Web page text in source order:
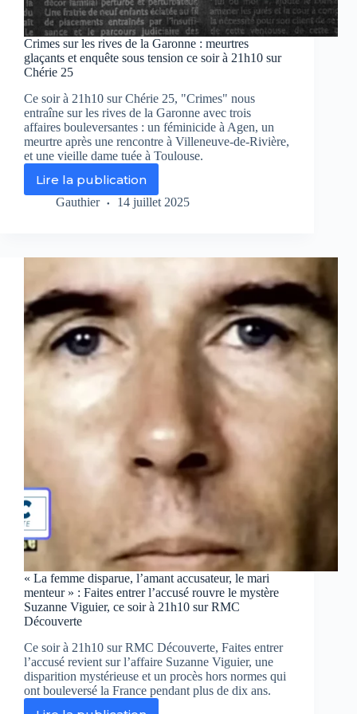
Crimes sur les rives de la Garonne : meurtres
glaçants et enquête sous tension ce soir à 21h10 sur
Chérie 25
Ce soir à 21h10 sur Chérie 25, "Crimes" nous
entraîne sur les rives de la Garonne avec trois
affaires bouleversantes : un féminicide à Agen, un
meurtre après une rencontre à Villeneuve-de-Rivière,
et une vieille dame tuée à Toulouse.
Lire la publication
Crimes
sur
la
Garonne
:
meurtres
glaçants
et
enquête
sous
tension
ce
soir
Chérie
25
Gauthier 14 juillet 2025
« La femme disparue, l’amant accusateur, le mari
menteur » : Faites entrer l’accusé rouvre le mystère
Suzanne Viguier, ce soir à 21h10 sur RMC
Découverte
Ce soir à 21h10 sur RMC Découverte, Faites entrer
l’accusé revient sur l’affaire Suzanne Viguier, une
disparition mystérieuse et un procès hors normes qui
ont bouleversé la France pendant plus de dix ans.